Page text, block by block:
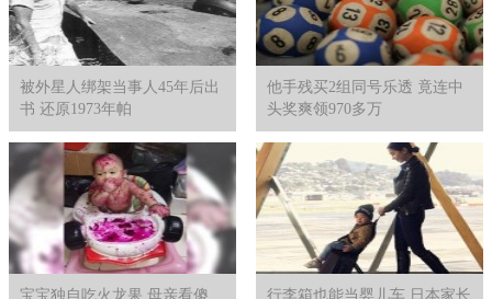
被外星人绑架当事人45年后出
书 还原1973年帕
他手残买2组同号乐透 竟连中
头奖爽领970多万
宝宝独自吃火龙果 母亲看傻 行李箱也能当婴儿车 日本家长